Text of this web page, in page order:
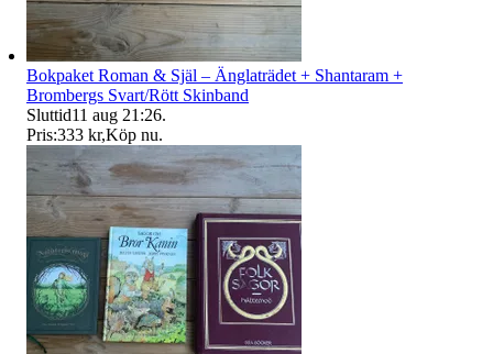
Bokpaket Roman & Själ – Änglaträdet + Shantaram +
Brombergs Svart/Rött Skinband
Sluttid11 aug 21:26.
Pris:333 kr,Köp nu.